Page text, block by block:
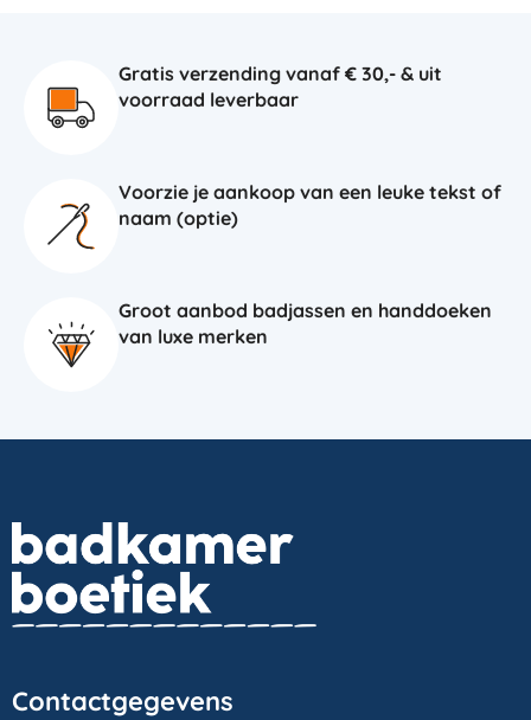
Gratis verzending vanaf € 30,- & uit
voorraad leverbaar
Voorzie je aankoop van een leuke tekst of
naam (optie)
Groot aanbod badjassen en handdoeken
van luxe merken
Contactgegevens